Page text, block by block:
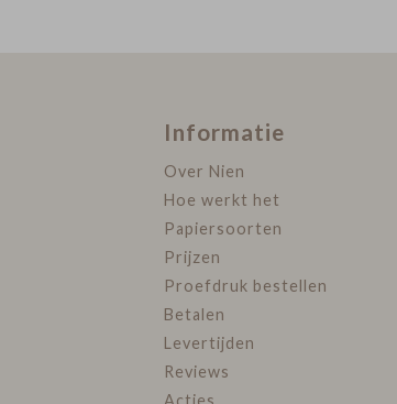
Informatie
Over Nien
Hoe werkt het
Papiersoorten
Prijzen
Proefdruk bestellen
Betalen
Levertijden
Reviews